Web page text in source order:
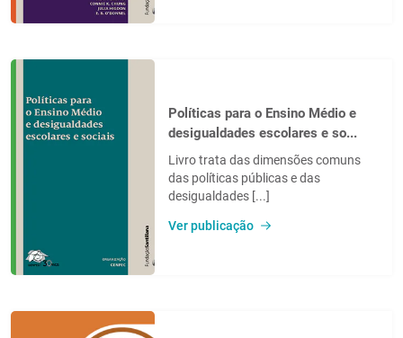
Políticas para o Ensino Médio e
desigualdades escolares e so...
Livro trata das dimensões comuns
das políticas públicas e das
desigualdades [...]
Ver publicação